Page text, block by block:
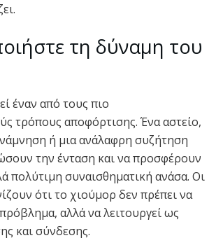
τη δύναμη του
έναν από τους πιο
τρόπους αποφόρτισης. Ένα αστείο,
ή μια ανάλαφρη συζήτηση
την ένταση και να προσφέρουν
πολύτιμη συναισθηματική ανάσα. Οι
ότι το χιούμορ δεν πρέπει να
αλλά να λειτουργεί ως
και σύνδεσης.